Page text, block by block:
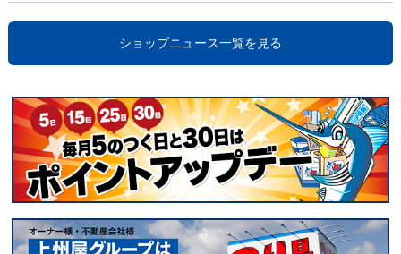
ショップニュース一覧を見る